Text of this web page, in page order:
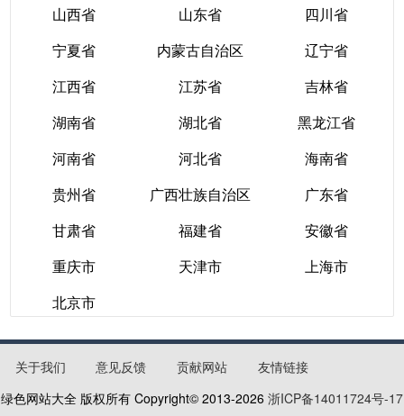
浙江省
云南省
陕西省
山西省
山西省
山东省
山东省
四川省
四川省
宁夏省
宁夏省
内蒙古自治区
内蒙古自治区
辽宁省
辽宁省
江西省
江西省
江苏省
江苏省
吉林省
吉林省
湖南省
湖南省
湖北省
湖北省
黑龙江省
黑龙江省
河南省
河南省
河北省
河北省
海南省
海南省
贵州省
贵州省
广西壮族自治区
广西壮族自治区
广东省
广东省
甘肃省
甘肃省
福建省
福建省
安徽省
安徽省
重庆市
重庆市
天津市
上海市
北京市
北京市
关于我们 意见反馈 贡献网站
友情链接
绿色网站大全 版权所有 Copyright© 2013-2026 浙ICP备14011724号-17